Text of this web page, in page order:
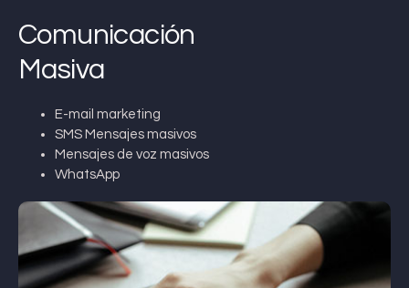
Comunicación
Masiva
E-mail marketing
SMS Mensajes masivos
Mensajes de voz masivos
WhatsApp